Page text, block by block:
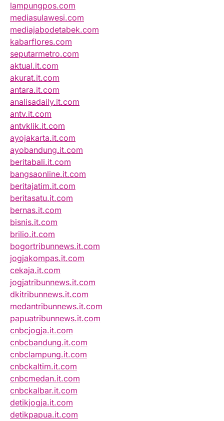
lampungpos.com
mediasulawesi.com
mediajabodetabek.com
kabarflores.com
seputarmetro.com
aktual.it.com
akurat.it.com
antara.it.com
analisadaily.it.com
antv.it.com
antvklik.it.com
ayojakarta.it.com
ayobandung.it.com
beritabali.it.com
bangsaonline.it.com
beritajatim.it.com
beritasatu.it.com
bernas.it.com
bisnis.it.com
brilio.it.com
bogortribunnews.it.com
jogjakompas.it.com
cekaja.it.com
jogjatribunnews.it.com
dkitribunnews.it.com
medantribunnews.it.com
papuatribunnews.it.com
cnbcjogja.it.com
cnbcbandung.it.com
cnbclampung.it.com
cnbckaltim.it.com
cnbcmedan.it.com
cnbckalbar.it.com
detikjogja.it.com
detikpapua.it.com